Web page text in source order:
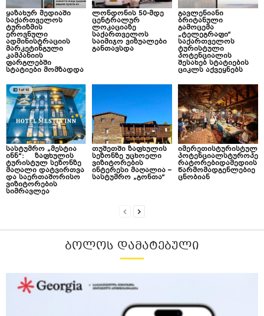
ყაზახურ მედიაში
საქართველოს
ტურიზმის
ეროვნული
ადმინისტრაციის
მარკეტინგული
კამპანიის
ფარგლებში
სტატიები მომზადდა
ლონდონის 50-მდე
ცენტრალურ
ლოკაციაზე
საქართველოს
საიმიჯო ვიზუალები
განთავსდა
გავლენიანი
ბრიტანული
გამოცემა
„ტელეგრაფი“
საქართველოს
ტურისტული
პოტენციალის
შესახებ სტატიების
ციკლს აქვეყნებს
სასტუმრო „მესტია
ინნ“: ზაფხულის
ტურისტულ სეზონზე
მაღალი დატვირთვა
და საერთაშორისო
ვიზიტორების
სიმრავლეა
თუშეთში ზაფხულის
სეზონზე უცხოელი
ვიზიტორების
ინტერესი მაღალია –
სასტუმრო „გონთა“
იმერეთისტურისტულ
პოტენციალსტუროპე
რატორებიდამედიის
წარმომადგენლებიე
ცნობიან
ᲑᲝᲚᲝᲡ ᲓᲐᲛᲐᲢᲔᲑᲣᲚᲘ